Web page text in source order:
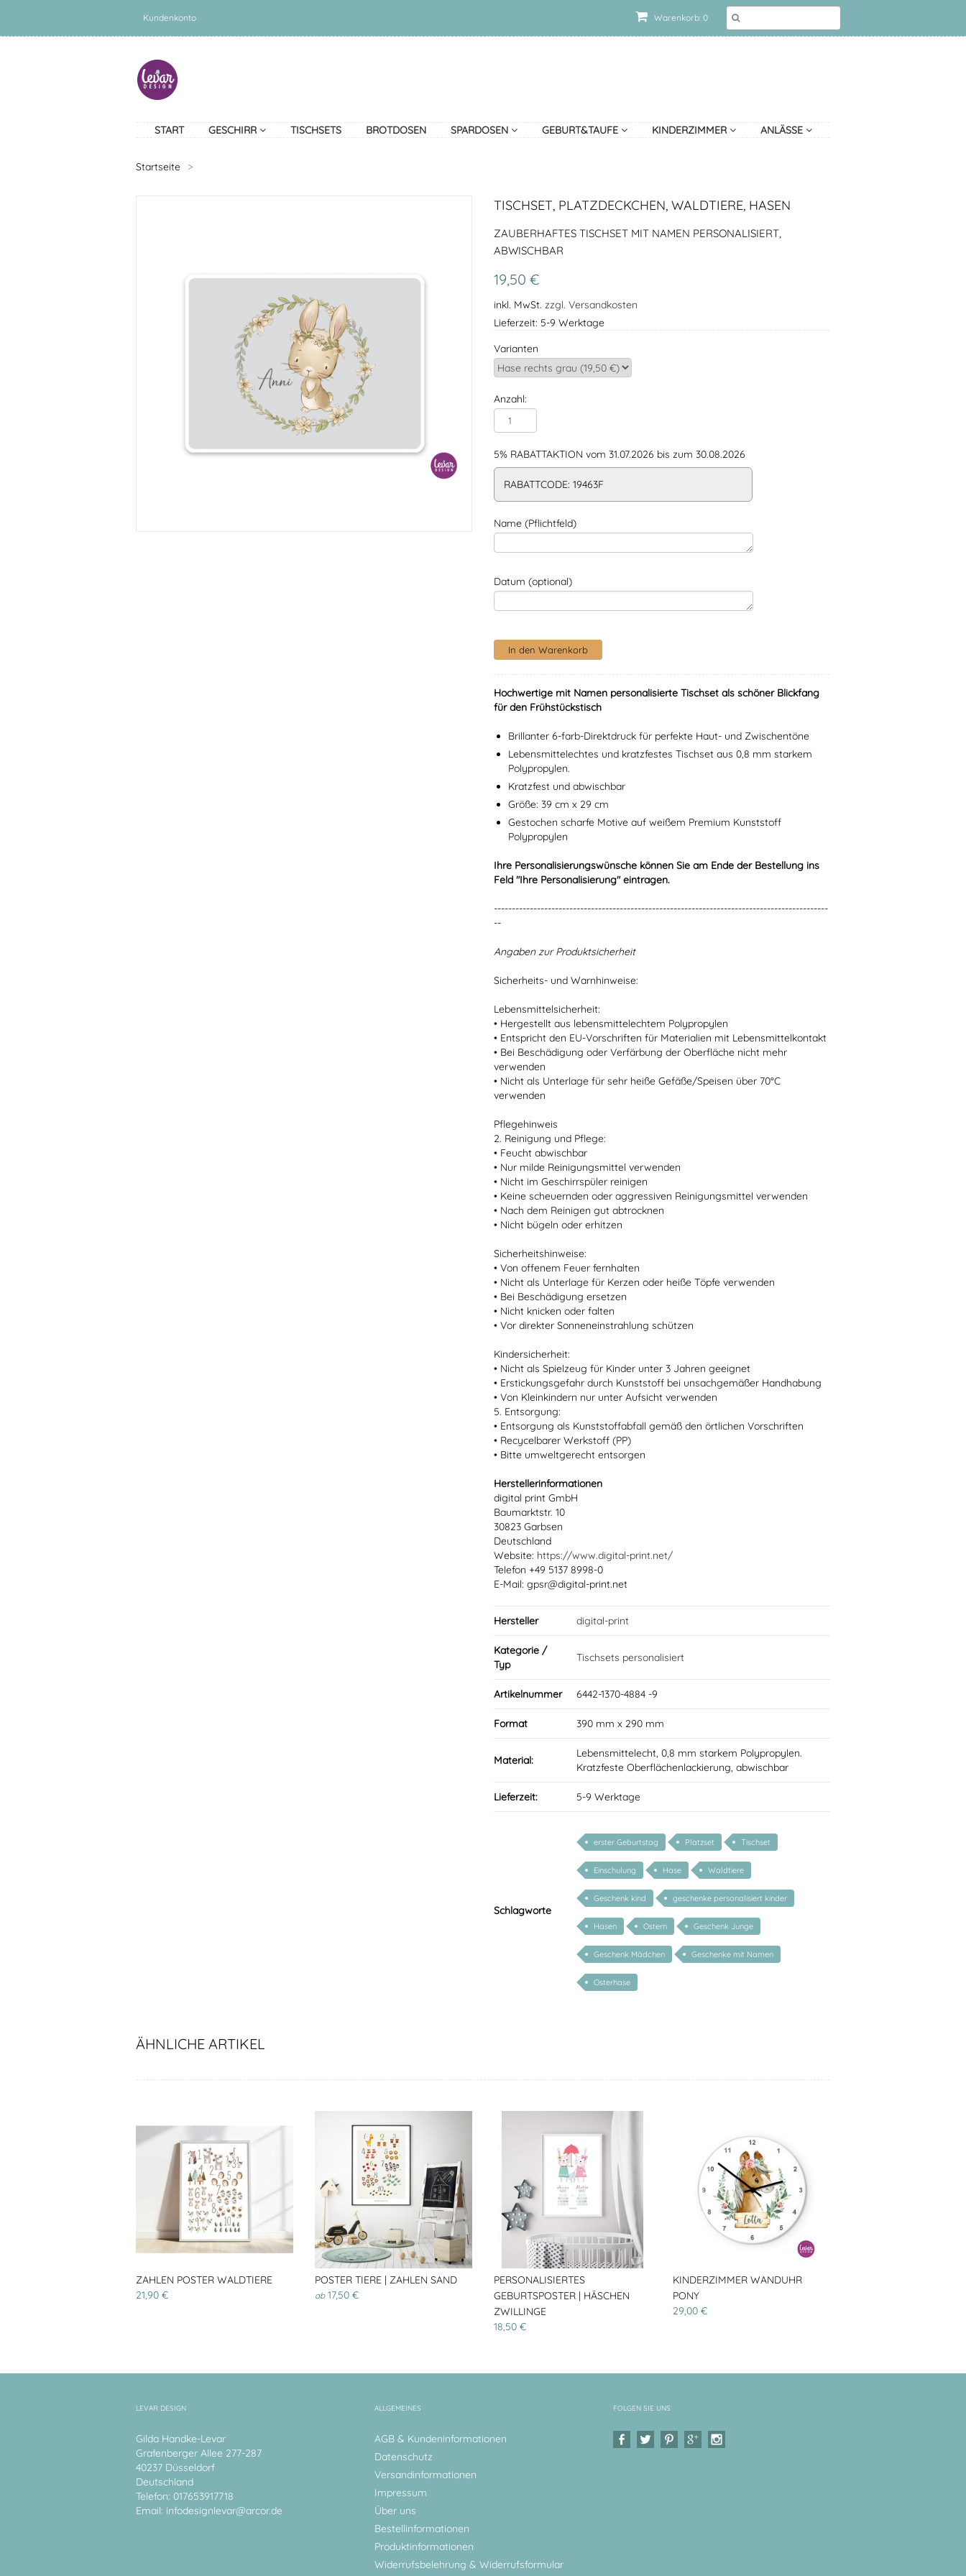
Warenkorb: 0
Kundenkonto
START GESCHIRR TISCHSETS BROTDOSEN SPARDOSEN GEBURT&TAUFE KINDERZIMMER ANLÄSSE
Startseite >
TISCHSET, PLATZDECKCHEN, WALDTIERE, HASEN
ZAUBERHAFTES TISCHSET MIT NAMEN PERSONALISIERT,
ABWISCHBAR
19,50 €
inkl. MwSt. zzgl. Versandkosten
Lieferzeit: 5-9 Werktage
Varianten
Anzahl:
5% RABATTAKTION vom 31.07.2026 bis zum 30.08.2026
RABATTCODE: 19463F
Name (Pflichtfeld)
Datum (optional)
Hochwertige mit Namen personalisierte Tischset als schöner Blickfang
für den Frühstückstisch
Brillanter 6-farb-Direktdruck für perfekte Haut- und Zwischentöne
Lebensmittelechtes und kratzfestes Tischset aus 0,8 mm starkem
Polypropylen.
Kratzfest und abwischbar
Größe: 39 cm x 29 cm
Gestochen scharfe Motive auf weißem Premium Kunststoff
Polypropylen
Ihre Personalisierungswünsche können Sie am Ende der Bestellung ins
Feld "Ihre Personalisierung" eintragen.
---------------------------------------------------------------------------------------------
--
Angaben zur Produktsicherheit
Sicherheits- und Warnhinweise:
Lebensmittelsicherheit:
• Hergestellt aus lebensmittelechtem Polypropylen
• Entspricht den EU-Vorschriften für Materialien mit Lebensmittelkontakt
• Bei Beschädigung oder Verfärbung der Oberfläche nicht mehr
verwenden
• Nicht als Unterlage für sehr heiße Gefäße/Speisen über 70°C
verwenden
Pflegehinweis
2. Reinigung und Pflege:
• Feucht abwischbar
• Nur milde Reinigungsmittel verwenden
• Nicht im Geschirrspüler reinigen
• Keine scheuernden oder aggressiven Reinigungsmittel verwenden
• Nach dem Reinigen gut abtrocknen
• Nicht bügeln oder erhitzen
Sicherheitshinweise:
• Von offenem Feuer fernhalten
• Nicht als Unterlage für Kerzen oder heiße Töpfe verwenden
• Bei Beschädigung ersetzen
• Nicht knicken oder falten
• Vor direkter Sonneneinstrahlung schützen
Kindersicherheit:
• Nicht als Spielzeug für Kinder unter 3 Jahren geeignet
• Erstickungsgefahr durch Kunststoff bei unsachgemäßer Handhabung
• Von Kleinkindern nur unter Aufsicht verwenden
5. Entsorgung:
• Entsorgung als Kunststoffabfall gemäß den örtlichen Vorschriften
• Recycelbarer Werkstoff (PP)
• Bitte umweltgerecht entsorgen
Herstellerinformationen
digital print GmbH
Baumarktstr. 10
30823 Garbsen
Deutschland
Website: https://www.digital-print.net/
Telefon +49 5137 8998-0
E-Mail: gpsr@digital-print.net
Hersteller digital-print
Kategorie /
Typ
Tischsets personalisiert
Artikelnummer 6442-1370-4884 -9
Format 390 mm x 290 mm
Material:
Lebensmittelecht, 0,8 mm starkem Polypropylen.
Kratzfeste Oberflächenlackierung, abwischbar
Lieferzeit: 5-9 Werktage
Schlagworte
erster Geburtstag Platzset Tischset
Einschulung Hase Waldtiere
Geschenk kind geschenke personalisiert kinder
Hasen Ostern Geschenk Junge
Geschenk Mädchen Geschenke mit Namen
Osterhase
ÄHNLICHE ARTIKEL
ZAHLEN POSTER WALDTIERE
21,90 €
POSTER TIERE | ZAHLEN SAND
ab17,50 €
PERSONALISIERTES
GEBURTSPOSTER | HÄSCHEN
ZWILLINGE
18,50 €
KINDERZIMMER WANDUHR
PONY
29,00 €
LEVAR DESIGN
Gilda Handke-Levar
Grafenberger Allee 277-287
40237 Düsseldorf
Deutschland
Telefon: 017653917718
Email: infodesignlevar@arcor.de
ALLGEMEINES
AGB & Kundeninformationen
Datenschutz
Versandinformationen
Impressum
Über uns
Bestellinformationen
Produktinformationen
Widerrufsbelehrung & Widerrufsformular
FOLGEN SIE UNS